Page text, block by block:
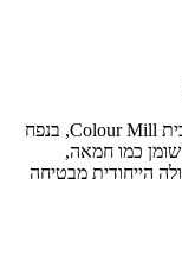
צבע מאכל שחור על בסיס שמן מבית Colour Mill, בנפח
שומן כמו חמאה,
הייחודית מבטיחה